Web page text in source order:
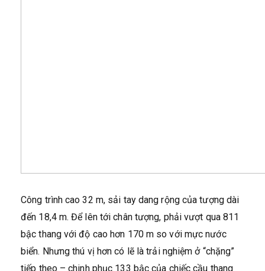
Công trình cao 32 m, sải tay dang rộng của tượng dài
đến 18,4 m. Để lên tới chân tượng, phải vượt qua 811
bậc thang với độ cao hơn 170 m so với mực nước
biển. Nhưng thú vị hơn có lẽ là trải nghiệm ở “chặng”
tiếp theo – chinh phục 133 bậc của chiếc cầu thang